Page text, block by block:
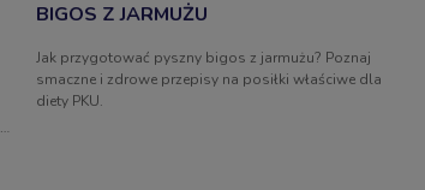
BIGOS Z JARMUŻU
Jak przygotować pyszny bigos z jarmużu? Poznaj
smaczne i zdrowe przepisy na posiłki właściwe dla
diety PKU.